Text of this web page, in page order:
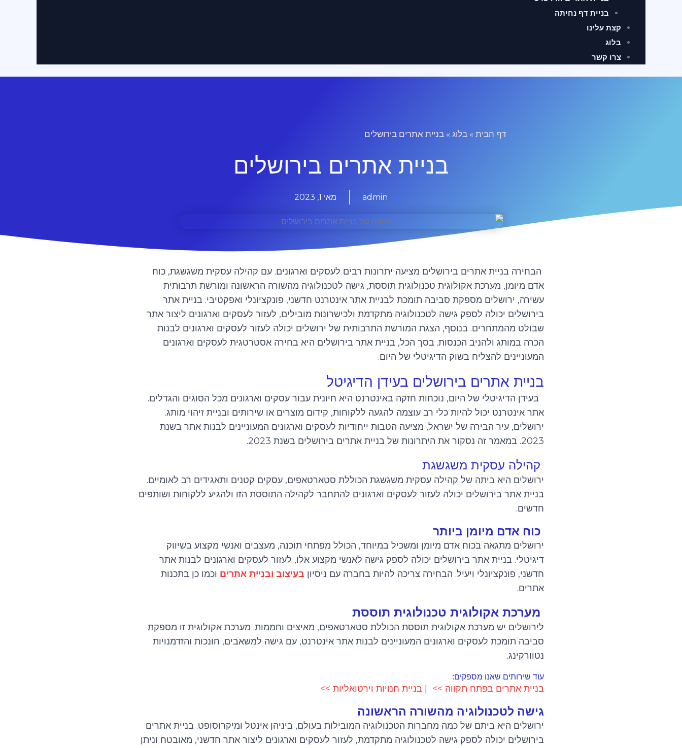
בניית דף נחיתה
קצת עלינו
בלוג
צרו קשר
דף הבית » בלוג » בניית אתרים בירושלים
בניית אתרים בירושלים
admin מאי 1, 2023
הבחירה בניית אתרים בירושלים מציעה יתרונות רבים לעסקים וארגונים. עם קהילה עסקית משגשגת, כוח
אדם מיומן, מערכת אקולוגית טכנולוגית תוססת, גישה לטכנולוגיה מהשורה הראשונה ומורשת תרבותית
עשירה, ירושלים מספקת סביבה תומכת לבניית אתר אינטרנט חדשני, פונקציונלי ואפקטיבי. בניית אתר
בירושלים יכולה לספק גישה לטכנולוגיה מתקדמת ולכישרונות מובילים, לעזור לעסקים וארגונים ליצור אתר
שבולט מהמתחרים. בנוסף, הצגת המורשת התרבותית של ירושלים יכולה לעזור לעסקים וארגונים לבנות
הכרה במותג ולהניב הכנסות. בסך הכל, בניית אתר בירושלים היא בחירה אסטרטגית לעסקים וארגונים
המעוניינים להצליח בשוק הדיגיטלי של היום.
בניית אתרים בירושלים בעידן הדיגיטל
בעידן הדיגיטלי של היום, נוכחות חזקה באינטרנט היא חיונית עבור עסקים וארגונים מכל הסוגים והגדלים.
אתר אינטרנט יכול להיות כלי רב עוצמה להגעה ללקוחות, קידום מוצרים או שירותים ובניית זיהוי מותג.
ירושלים, עיר הבירה של ישראל, מציעה הטבות ייחודיות לעסקים וארגונים המעוניינים לבנות אתר בשנת
2023. במאמר זה נסקור את היתרונות של בניית אתרים בירושלים בשנת 2023.
קהילה עסקית משגשגת
ירושלים היא ביתה של קהילה עסקית משגשגת הכוללת סטארטאפים, עסקים קטנים ותאגידים רב לאומיים.
בניית אתר בירושלים יכולה לעזור לעסקים וארגונים להתחבר לקהילה התוססת הזו ולהגיע ללקוחות ושותפים
חדשים.
כוח אדם מיומן ביותר
ירושלים מתגאה בכוח אדם מיומן ומשכיל במיוחד, הכולל מפתחי תוכנה, מעצבים ואנשי מקצוע בשיווק
דיגיטלי. בניית אתר בירושלים יכולה לספק גישה לאנשי מקצוע אלו, לעזור לעסקים וארגונים לבנות אתר
חדשני, פונקציונלי ויעיל. הבחירה צריכה להיות בחברה עם ניסיון בעיצוב ובניית אתרים וכמו כן בתכנות
אתרים.
מערכת אקולוגית טכנולוגית תוססת
לירושלים יש מערכת אקולוגית תוססת הכוללת סטארטאפים, מאיצים וחממות. מערכת אקולוגית זו מספקת
סביבה תומכת לעסקים וארגונים המעוניינים לבנות אתר אינטרנט, עם גישה למשאבים, חונכות והזדמנויות
נטוורקינג.
עוד שירותים שאנו מספקים:
בניית אתרים בפתח תקווה >> בניית חנויות וירטואליות >>
גישה לטכנולוגיה מהשורה הראשונה
ירושלים היא ביתם של כמה מחברות הטכנולוגיה המובילות בעולם, ביניהן אינטל ומיקרוסופט. בניית אתרים
בירושלים יכולה לספק גישה לטכנולוגיה מתקדמת, לעזור לעסקים וארגונים ליצור אתר חדשני, מאובטח וניתן